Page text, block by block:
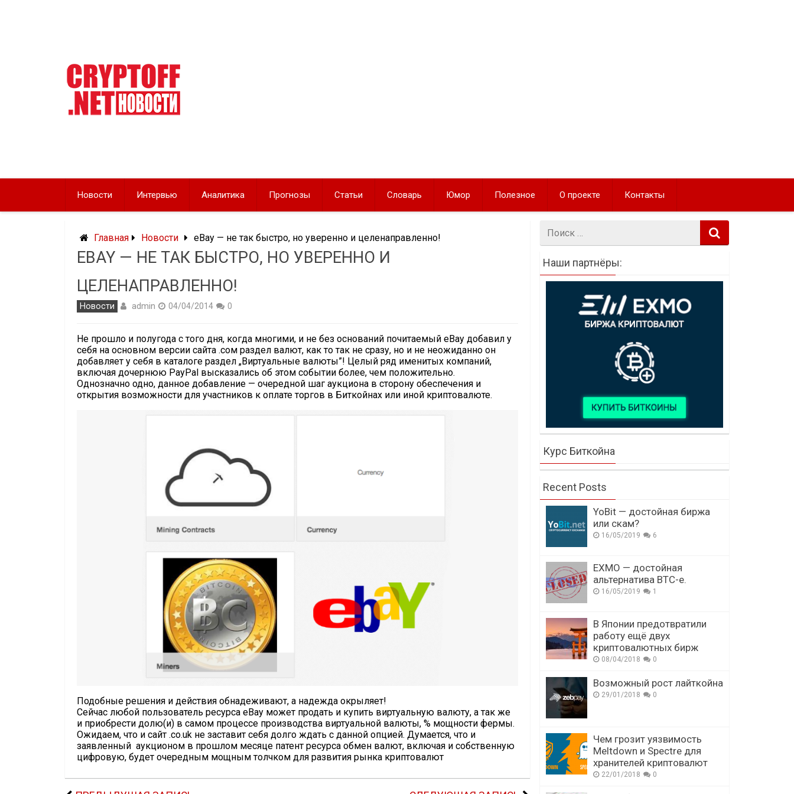
Новости Интервью Аналитика Прогнозы Статьи Словарь Юмор Полезное О проекте Контакты
Главная Новости eBay — не так быстро, но уверенно и целенаправленно!
EBAY — НЕ ТАК БЫСТРО, НО УВЕРЕННО И
ЦЕЛЕНАПРАВЛЕННО!
Новости admin 04/04/2014 0
Не прошло и полугода с того дня, когда многими, и не без оснований почитаемый eBay добавил у
себя на основном версии сайта .cом раздел валют, как то так не сразу, но и не неожиданно он
добавляет у себя в каталоге раздел „Виртуальные валюты”! Целый ряд именитых компаний,
включая дочернюю PayPal высказались об этом событии более, чем положительно.
Однозначно одно, данное добавление — очередной шаг аукциона в сторону обеспечения и
открытия возможности для участников к оплате торгов в Биткойнах или иной криптовалюте.
Подобные решения и действия обнадеживают, а надежда окрыляет!
Сейчас любой пользователь ресурса eBay может продать и купить виртуальную валюту, а так же
и приобрести долю(и) в самом процессе производства виртуальной валюты, % мощности фермы.
Ожидаем, что и сайт .co.uk не заставит себя долго ждать с данной опцией. Думается, что и
заявленный аукционом в прошлом месяце патент ресурса обмен валют, включая и собственную
цифровую, будет очередным мощным толчком для развития рынка криптовалют
Наши партнёры:
Курс Биткойна
Recent Posts
YoBit — достойная биржа
или скам?
16/05/2019 6
EXMO — достойная
альтернатива BTC-e.
16/05/2019 1
В Японии предотвратили
работу ещё двух
криптовалютных бирж
08/04/2018 0
Возможный рост лайткойна
29/01/2018 0
Чем грозит уязвимость
Meltdown и Spectre для
хранителей криптовалют
22/01/2018 0